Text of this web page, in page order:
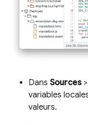
Dans Sources>
variables
valeurs.